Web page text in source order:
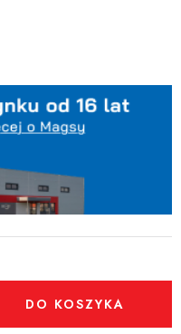
DO KOSZYKA